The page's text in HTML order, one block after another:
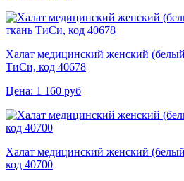
Халат медицинский женский
ТиСи, код 40678
Цена: 1 160 руб
Халат медицинский женский
код 40700